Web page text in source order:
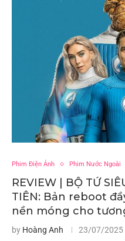
Phim Điện Ảnh Phim Nước Ngoài
REVIEW | BỘ TỨ
TIÊN: Bản reboot
nền móng cho
by Hoàng Anh 23/07/2025